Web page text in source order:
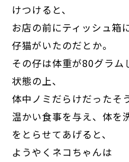
けつけると、
お店の前にティッシュ箱
仔猫がいたのだとか。
その仔は体重が80グラム
状態の上、
体中ノミだらけだったそう
温かい食事を与え、体を
をとらせてあげると、
ようやくネコちゃんは